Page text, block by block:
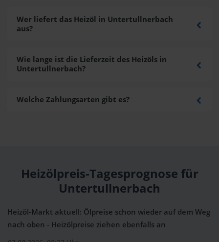
Wer liefert das Heizöl in Untertullnerbach
aus?
Wie lange ist die Lieferzeit des Heizöls in
Untertullnerbach?
Welche Zahlungsarten gibt es?
Heizölpreis-Tagesprognose für
Untertullnerbach
Heizöl-Markt aktuell: Ölpreise schon wieder auf dem Weg
nach oben - Heizölpreise ziehen ebenfalls an